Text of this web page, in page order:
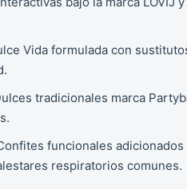
Vida formulada con
tradicionales marca
funcionales
respiratorios comunes.